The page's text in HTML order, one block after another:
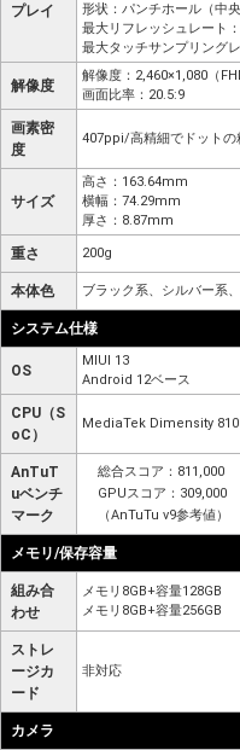
プレイ
形状：パンチホール（中央
最大リフレッシュレート
最大タッチサンプリング
解像度
解像度：2,460×1,080（
画面比率：20.5:9
画素密
度
407ppi/高精細でドットの
サイズ
高さ：163.64mm
横幅：74.29mm
厚さ：8.87mm
重さ 200g
本体色 ブラック系、シルバー系
システム仕様
OS
MIUI 13
Android 12ベース
CPU（S
oC）
MediaTek Dimensity
AnTuT
uベンチ
マーク
総合スコア：811,000
GPUスコア：309,000
（AnTuTu v9参考値）
メモリ/保存容量
組み合
わせ
メモリ8GB+容量128GB
メモリ8GB+容量256GB
ストレ
ージカ
ード
非対応
カメラ